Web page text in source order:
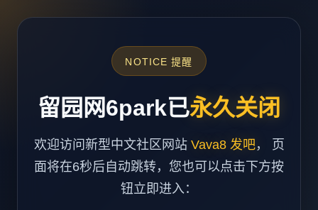
NOTICE 提醒
留园网6park已永久关闭
欢迎访问新型中文社区网站 Vava8 发吧， 页
面将在6秒后自动跳转，您也可以点击下方按
钮立即进入：